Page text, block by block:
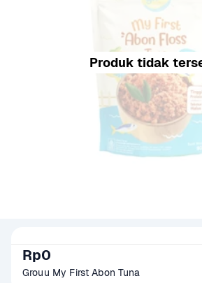
Produk tidak
Rp0
Grouu My First Abon Tuna